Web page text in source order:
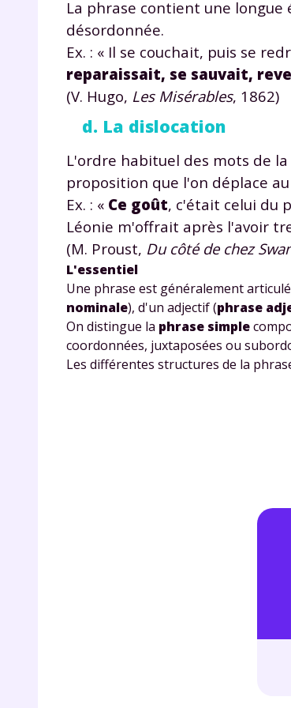
La phrase contient une
désordonnée.
Ex. : « Il se couchait, puis se
reparaissait, se sauvait,
(V. Hugo, Les Misérables, 1862)
d. La dislocation
L'ordre habituel des mots de
proposition que l'on déplace
Ex. : « Ce goût, c'était celui du
Léonie m'offrait après l'avoir
(M. Proust, Du côté de chez
L'essentiel
Une phrase est généralement
nominale), d'un adjectif (phrase
On distingue la phrase simple
coordonnées, juxtaposées ou
Les différentes structures de la